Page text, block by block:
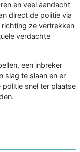
en veel aandacht
direct de politie via
richting ze vertrekken
verdachte
een inbreker
slag te slaan en er
snel ter plaatse